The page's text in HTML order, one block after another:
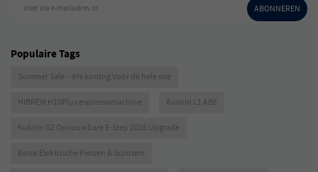
Voer uw e-mailadres in ABONNEREN
Populaire Tags
Summer Sale – 6% korting Voor de hele site
HIBREW H10Plus espressomachine Ausom L1 ABE
Kukirin G2 Opvouwbare E-Step 2026 Upgrade
Beste Elektrische Fietsen & Scooters